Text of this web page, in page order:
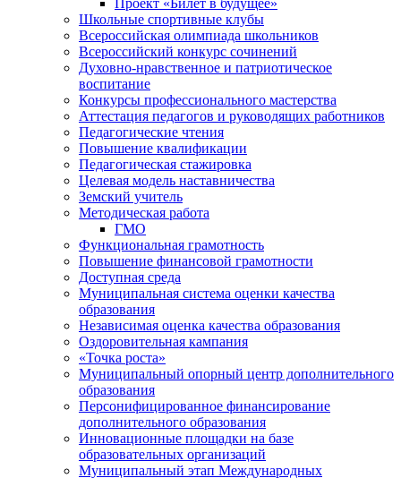
Проект «Билет в будущее»
Школьные спортивные клубы
Всероссийская олимпиада школьников
Всероссийский конкурс сочинений
Духовно-нравственное и патриотическое
воспитание
Конкурсы профессионального мастерства
Аттестация педагогов и руководящих работников
Педагогические чтения
Повышение квалификации
Педагогическая стажировка
Целевая модель наставничества
Земский учитель
Методическая работа
ГМО
Функциональная грамотность
Повышение финансовой грамотности
Доступная среда
Муниципальная система оценки качества
образования
Независимая оценка качества образования
Оздоровительная кампания
«Точка роста»
Муниципальный опорный центр дополнительного
образования
Персонифицированное финансирование
дополнительного образования
Инновационные площадки на базе
образовательных организаций
Муниципальный этап Международных